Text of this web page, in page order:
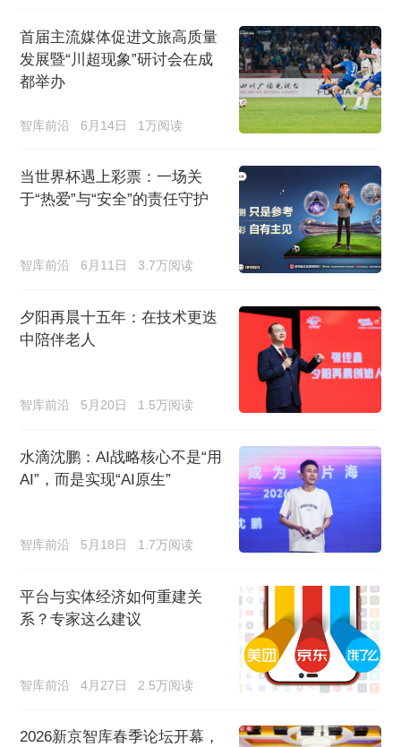
首届主流媒体促进文旅高质量
发展暨“川超现象”研讨会在成
都举办
智库前沿 6月14日 1万阅读
当世界杯遇上彩票：一场关
于“热爱”与“安全”的责任守护
智库前沿 6月11日 3.7万阅读
夕阳再晨十五年：在技术更迭
中陪伴老人
智库前沿 5月20日 1.5万阅读
水滴沈鹏：AI战略核心不是“用
AI”，而是实现“AI原生”
智库前沿 5月18日 1.7万阅读
平台与实体经济如何重建关
系？专家这么建议
智库前沿 4月27日 2.5万阅读
2026新京智库春季论坛开幕，